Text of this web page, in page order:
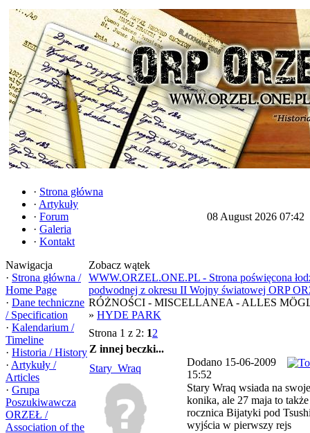
· Strona główna
· Artykuły
· Forum
· Galeria
· Kontakt
08 August 2026 07:42
Nawigacja
· Strona główna /
Home Page
· Dane techniczne
/ Specification
· Kalendarium /
Timeline
· Historia / History
· Artykuły /
Articles
· Grupa
Poszukiwawcza
ORZEŁ /
Association of the
Zobacz wątek
WWW.ORZEL.ONE.PL - Strona poświęcona
podwodnej z okresu II Wojny światowej ORP
RÓŻNOŚCI - MISCELLANEA - ALLES
» HYDE PARK
Strona 1 z 2: 12
Z innej beczki...
Stary_Wraq
Dodano 15-06-2009
15:52
Stary Wraq wsiada na
konika, ale 27 maja to także
rocznica Bijatyki pod
wyjścia w pierwszy rejs